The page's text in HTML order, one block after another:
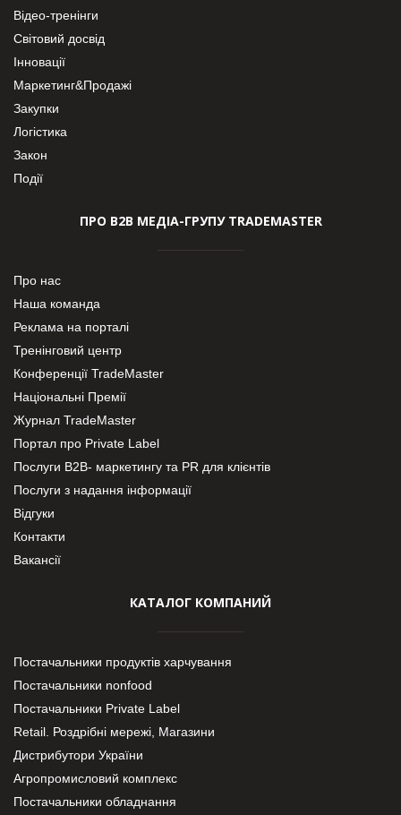
Відео-тренінги
Світовий досвід
Інновації
Маркетинг&Продажі
Закупки
Логістика
Закон
Події
ПРО В2В МЕДІА-ГРУПУ TRADEMASTER
Про нас
Наша команда
Реклама на порталі
Тренінговий центр
Конференції TradeMaster
Національні Премії
Журнал TradeMaster
Портал про Private Label
Послуги В2В- маркетингу та PR для клієнтів
Послуги з надання інформації
Відгуки
Контакти
Вакансії
КАТАЛОГ КОМПАНИЙ
Постачальники продуктів харчування
Постачальники nonfood
Постачальники Private Label
Retail. Роздрібні мережі, Магазини
Дистрибутори України
Агропромисловий комплекс
Постачальники обладнання